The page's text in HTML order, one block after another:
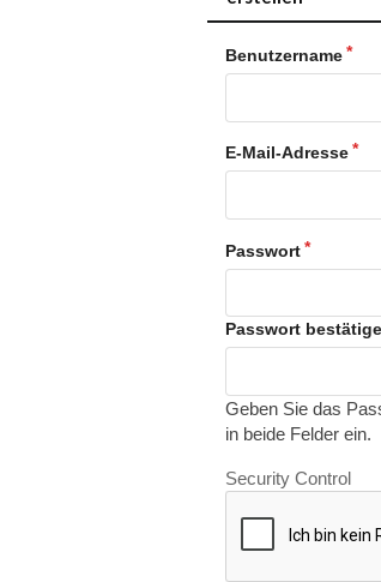
Benutzername
E-Mail-Adresse
Passwort
Passwort
Geben Sie das
in beide Felder ein.
Security Control